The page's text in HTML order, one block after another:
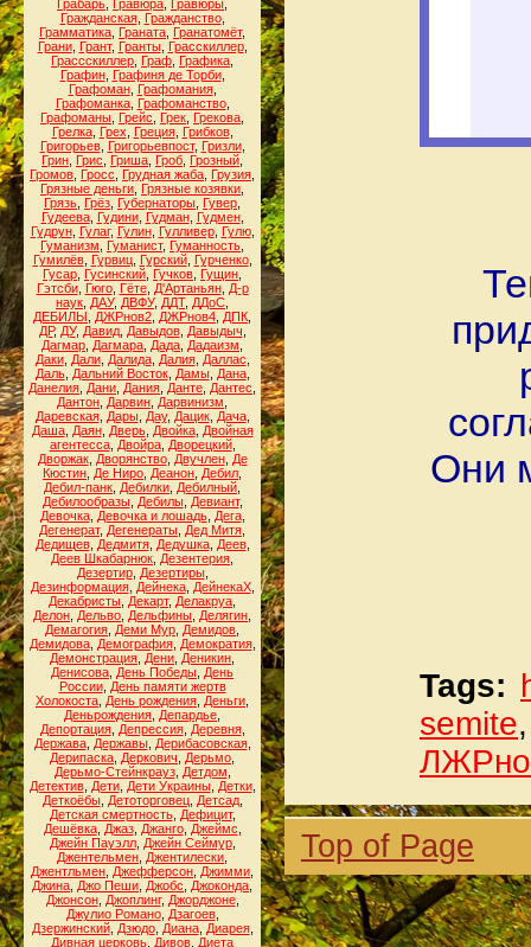
Грабарь Гравюра Гравюры
Гражданская, Гражданство,
Грамматика Граната Гранатомёт,
Грани, Грант, Гранты, Грасскиллер,
Грассскиллер Граф Графика
Графин, Графиня де Торби,
Графоман, Графомания,
Графоманка, Графоманство,
Графоманы Грейс Грек Грекова
Грелка, Грех Греция, Грибков,
Григорьев, Григорьевпост, Гризли,
Грин Грис Гриша Гроб Грозный
Громов Гросс Грудная жаба Грузия
Грязные деньги Грязные козявки
Грязь Грёз Губернаторы Гувер
Гудеева, Гудини, Гудман, Гудмен,
Гудрун, Гулаг, Гулин, Гулливер, Гулю,
Гуманизм
Гуманист, Гуманность
Гумилёв, Гурвиц, Гурский, Гурченко,
Гусар Гусинский Гучков Гущин
Гэтсби, Гюго, Гёте, Д'Артаньян, Д-р
наук ДАУ, ДВФУ, ДДТ, ДДоС
ДЕБИЛЫ
ДЖРнов2 ДЖРнов4 ДПК
ДР, ДУ, Давид, Давыдов, Давыдыч
Дагмар Дагмара Дада Дадаизм
Даки, Дали, Далида, Далия, Даллас
Даль, Дальний Восток, Дамы, Дана,
Данелия Дани Дания Данте Дантес
Дантон Дарвин Дарвинизм
Даревская, Дары, Дау, Дацик, Дача,
Даша, Даян, Дверь, Двойка, Двойная
агентесса, Двойра, Дворецкий,
Дворжак, Дворянство, Двучлен, Де
Кюстин Де Ниро Деанон Дебил
Дебил-панк Дебилки Дебилный
Дебилообразы, Дебилы, Девиант,
Девочка, Девочка и лошадь, Дега,
Дегенерат, Дегенераты Дед Митя
Дедищев, Дедмитя, Дедушка, Деев,
Деев Шкабарнюк Дезентерия
Дезертир, Дезертиры,
Дезинформация, Дейнека, ДейнекаХ,
Декабристы Декарт, Делакруа
Делон Дельво Дельфины Делягин
Демагогия Деми Мур Демидов
Демидова, Демография, Демократия,
Демонстрация Дени Деникин
Денисова День Победы День
России, День памяти жертв
Холокоста День рождения Деньги
Деньрождения Депардье
Депортация, Депрессия, Деревня,
Держава, Державы, Дерибасовская,
Дерипаска Деркович Дерьмо
Дерьмо-Стейнкрауз, Детдом
Детектив, Дети, Дети Украины, Детки,
Деткоёбы, Детоторговец, Детсад,
Детская смертность, Дефицит,
Дешёвка, Джаз, Джанго, Джеймс
Джейн Пауэлл, Джейн Сеймур,
Джентельмен Джентилески
Джентльмен Джефферсон Джимми
Джина Джо Пеши Джобс Джоконда
Джонсон, Джоплинг, Джорджоне,
Джулио Романо, Дзагоев,
Дзержинский, Дзюдо, Диана, Диарея,
Дивная церковь Дивов Диета
Они
Tags:
semite
Top of Page